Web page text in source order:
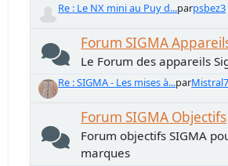
Re : Le NX mini au Puy d...parpsbez3
Forum SIGMA
Le Forum des appareils
Re : SIGMA - Les mises à...par
Forum SIGMA Objectifs
Forum objectifs SIGMA
marques